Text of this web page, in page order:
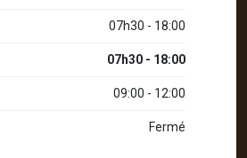
07h30 - 18:00
07h30 - 18:00
09:00 - 12:00
Fermé